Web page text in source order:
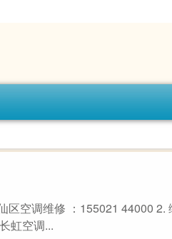
区空调维修 ：155021 44000 2.
虹空调...